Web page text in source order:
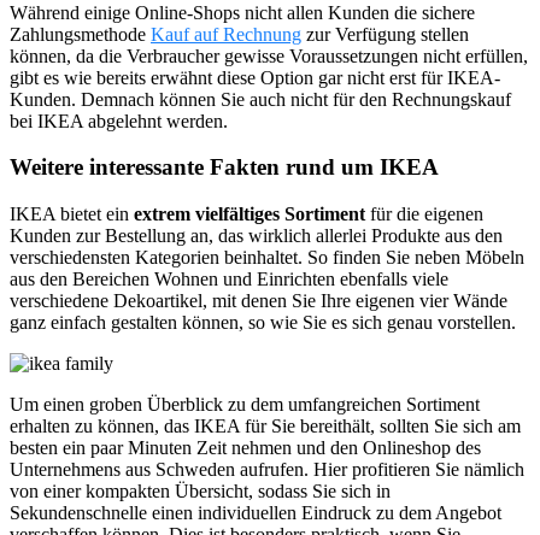
Während einige Online-Shops nicht allen Kunden die sichere
Zahlungsmethode Kauf auf Rechnung zur Verfügung stellen
können, da die Verbraucher gewisse Voraussetzungen nicht erfüllen,
gibt es wie bereits erwähnt diese Option gar nicht erst für IKEA-
Kunden. Demnach können Sie auch nicht für den Rechnungskauf
bei IKEA abgelehnt werden.
Weitere interessante Fakten rund um IKEA
IKEA bietet ein extrem vielfältiges Sortiment für die eigenen
Kunden zur Bestellung an, das wirklich allerlei Produkte aus den
verschiedensten Kategorien beinhaltet. So finden Sie neben Möbeln
aus den Bereichen Wohnen und Einrichten ebenfalls viele
verschiedene Dekoartikel, mit denen Sie Ihre eigenen vier Wände
ganz einfach gestalten können, so wie Sie es sich genau vorstellen.
Um einen groben Überblick zu dem umfangreichen Sortiment
erhalten zu können, das IKEA für Sie bereithält, sollten Sie sich am
besten ein paar Minuten Zeit nehmen und den Onlineshop des
Unternehmens aus Schweden aufrufen. Hier profitieren Sie nämlich
von einer kompakten Übersicht, sodass Sie sich in
Sekundenschnelle einen individuellen Eindruck zu dem Angebot